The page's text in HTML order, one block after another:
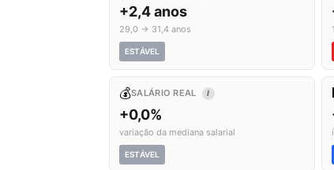
+2,4 anos
29,0 → 31,4 anos
ESTÁVEL
💰SALÁRIO REAL I
+0,0%
variação da mediana salarial
ESTÁVEL